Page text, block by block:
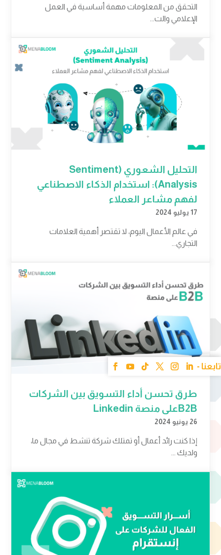
التحقق من المعلومات مهمة أساسية في العمل
الإعلامي والت...
التحليل الشعوري (Sentiment
Analysis): استخدام الذكاء الاصطناعي
لفهم مشاعر العملاء
17 يوليو 2024
في عالم الأعمال اليوم، لا تقتصر أهمية العلامات
التجاري...
طرق تحسن أداء التسويق بين الشركات
B2Bعلى منصة Linkedin
26 يونيو 2024
إذا كنت رائد أعمال أو تمتلك شركة تنشط في مجال ما،
ولديك ...